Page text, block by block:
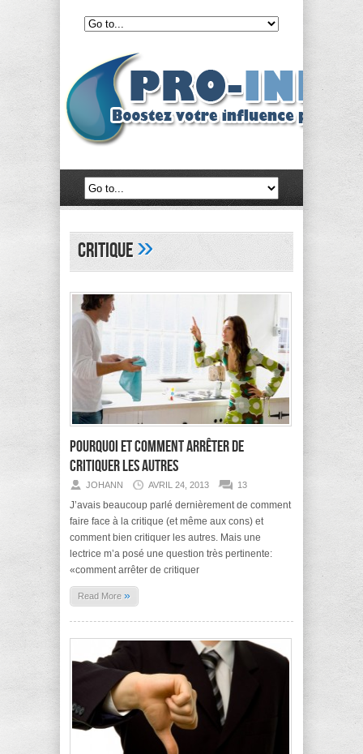
critique»
Pourquoi et comment arrêter de
critiquer les autres
JOHANN AVRIL 24, 2013 13
J’avais beaucoup parlé dernièrement de comment
faire face à la critique (et même aux cons) et
comment bien critiquer les autres. Mais une
lectrice m’a posé une question très pertinente:
«comment arrêter de critiquer
Read More »